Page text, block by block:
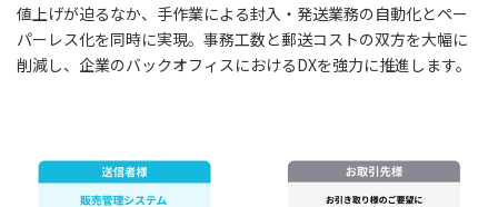
値上げが迫るなか、手作業による封入・発送業務の自動化とペー
パーレス化を同時に実現。事務工数と郵送コストの双方を大幅に
削減し、企業のバックオフィスにおけるDXを強力に推進します。